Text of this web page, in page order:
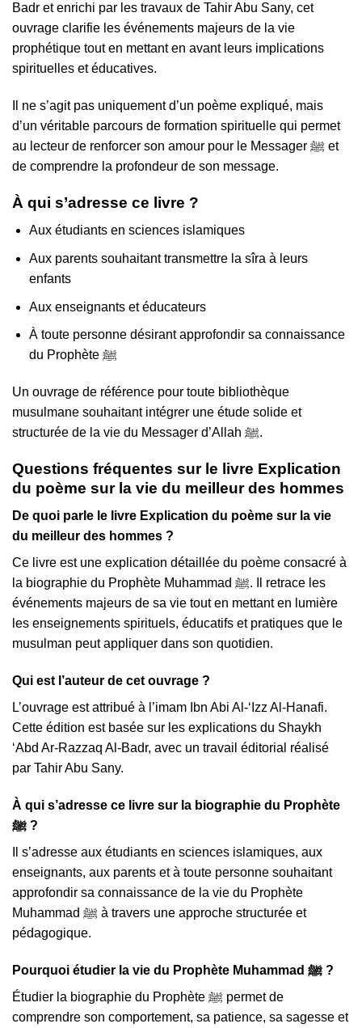
Badr et enrichi par les travaux de Tahir Abu Sany, cet
ouvrage clarifie les événements majeurs de la vie
prophétique tout en mettant en avant leurs implications
spirituelles et éducatives.
Il ne s’agit pas uniquement d’un poème expliqué, mais
d’un véritable parcours de formation spirituelle qui permet
au lecteur de renforcer son amour pour le Messager ﷺ et
de comprendre la profondeur de son message.
À qui s’adresse ce livre ?
Aux étudiants en sciences islamiques
Aux parents souhaitant transmettre la sîra à leurs
enfants
Aux enseignants et éducateurs
À toute personne désirant approfondir sa connaissance
du Prophète ﷺ
Un ouvrage de référence pour toute bibliothèque
musulmane souhaitant intégrer une étude solide et
structurée de la vie du Messager d’Allah ﷺ.
Questions fréquentes sur le livre Explication
du poème sur la vie du meilleur des hommes
De quoi parle le livre Explication du poème sur la vie
du meilleur des hommes ?
Ce livre est une explication détaillée du poème consacré à
la biographie du Prophète Muhammad ﷺ. Il retrace les
événements majeurs de sa vie tout en mettant en lumière
les enseignements spirituels, éducatifs et pratiques que le
musulman peut appliquer dans son quotidien.
Qui est l’auteur de cet ouvrage ?
L’ouvrage est attribué à l’imam Ibn Abi Al-‘Izz Al-Hanafi.
Cette édition est basée sur les explications du Shaykh
‘Abd Ar-Razzaq Al-Badr, avec un travail éditorial réalisé
par Tahir Abu Sany.
À qui s’adresse ce livre sur la biographie du Prophète
ﷺ ?
Il s’adresse aux étudiants en sciences islamiques, aux
enseignants, aux parents et à toute personne souhaitant
approfondir sa connaissance de la vie du Prophète
Muhammad ﷺ à travers une approche structurée et
pédagogique.
Pourquoi étudier la vie du Prophète Muhammad ﷺ ?
Étudier la biographie du Prophète ﷺ permet de
comprendre son comportement, sa patience, sa sagesse et